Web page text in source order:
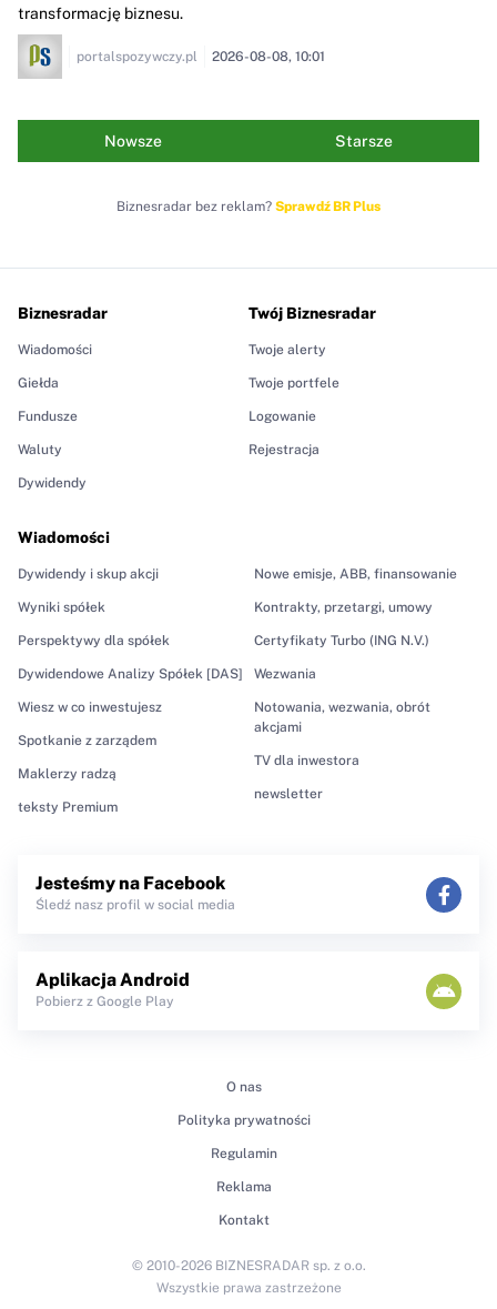
transformację biznesu.
portalspozywczy.pl 2026-08-08, 10:01
Nowsze Starsze
Biznesradar bez reklam? Sprawdź BR Plus
Biznesradar
Wiadomości
Giełda
Fundusze
Waluty
Dywidendy
Wiadomości
Dywidendy i skup akcji
Wyniki spółek
Perspektywy dla spółek
Dywidendowe Analizy Spółek [DAS]
Wiesz w co inwestujesz
Spotkanie z zarządem
Maklerzy radzą
teksty Premium
Nowe emisje, ABB, finansowanie
Kontrakty, przetargi, umowy
Certyfikaty Turbo (ING N.V.)
Wezwania
Notowania, wezwania, obrót
akcjami
TV dla inwestora
newsletter
Twój Biznesradar
Twoje alerty
Twoje portfele
Logowanie
Rejestracja
Jesteśmy na Facebook
Śledź nasz profil w social media
Aplikacja Android
Pobierz z Google Play
O nas
Polityka prywatności
Regulamin
Reklama
Kontakt
© 2010-2026 BIZNESRADAR sp. z o.o.
Wszystkie prawa zastrzeżone